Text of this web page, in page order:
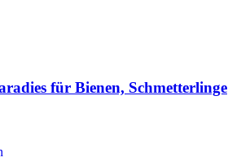
für Bienen, Schmetterlinge